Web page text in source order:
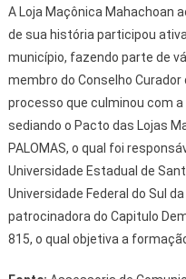
A Loja Maçônica Mahachoan
de sua história participou
município, fazendo parte de
membro do Conselho Curador
processo que culminou com a
sediando o Pacto das Lojas
PALOMAS, o qual foi
Universidade Estadual de
Universidade Federal do Sul
patrocinadora do Capitulo
815, o qual objetiva a